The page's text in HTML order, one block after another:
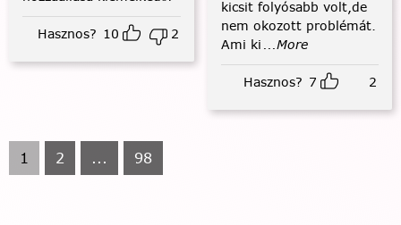
Hasznos? 10 2
kicsit folyósabb volt,de
nem okozott problémát.
Ami ki ...More
Hasznos? 7 2
1 2 ... 98